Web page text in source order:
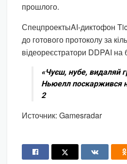
прошлого.
СпецпроектыAI-диктофон
до готового протоколу за
відеореєстратори DDPAI на
«Чуєш, нубе, видаляй
Ньюелл поскаржився
2
Источник: Gamesradar